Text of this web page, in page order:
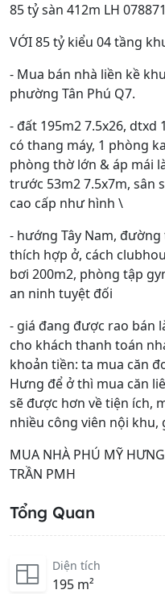
85 tỷ sàn 412m LH
VỚI 85 tỷ kiểu 04 tầng
- Mua bán nhà liền kề
phường Tân Phú Q7.
- đất 195m2 7.5x26, dtxd
có thang máy, 1 phòng
phòng thờ lớn & áp mái
trước 53m2 7.5x7m, sân
cao cấp như hình \
- hướng Tây Nam,
thích hợp ở, cách
bơi 200m2, phòng tập
an ninh tuyệt đối
- giá đang được rao bán
cho khách thanh toán
khoản tiền: ta mua căn
Hưng để ở thì mua căn
sẽ được hơn về tiện ích,
nhiều công viên nội khu,
MUA NHÀ PHÚ MỸ
TRẦN PMH
Tổng Quan
Diện tích
195 m²